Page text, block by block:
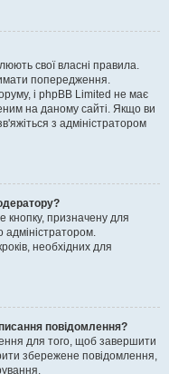
свої власні правила.
попередження.
і phpBB Limited не має
на даному сайті. Якщо ви
з адміністратором
кнопку, призначену для
адміністратором.
необхідних для
повідомлення?
для того, щоб завершити
збережене повідомлення,